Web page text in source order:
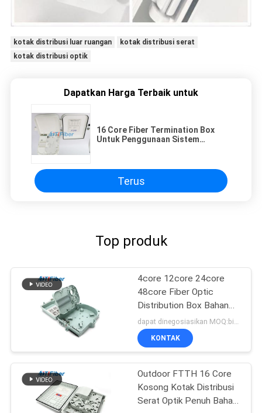
kotak distribusi luar ruangan
kotak distribusi serat
kotak distribusi optik
Dapatkan Harga Terbaik untuk
16 Core Fiber Termination Box
Untuk Penggunaan Sistem
Terus
Top produk
4core 12core 24core
48core Fiber Optic
Distribution Box Bahan
ABS
dapat dinegosiasikan MOQ:bisa dinegosiasikan
KONTAK
Outdoor FTTH 16 Core
Kosong Kotak Distribusi
Serat Optik Penuh Bahan